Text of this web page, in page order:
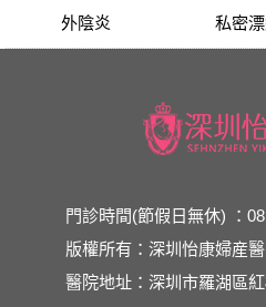
外陰炎 私密
門診時間(節假日無休) ：
版權所有：深圳怡康婦産
醫院地址：深圳市羅湖區